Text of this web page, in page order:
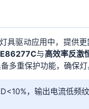
具驱动应用中，提供
与高效率反激
多重保护功能，确保
，输出电流低频